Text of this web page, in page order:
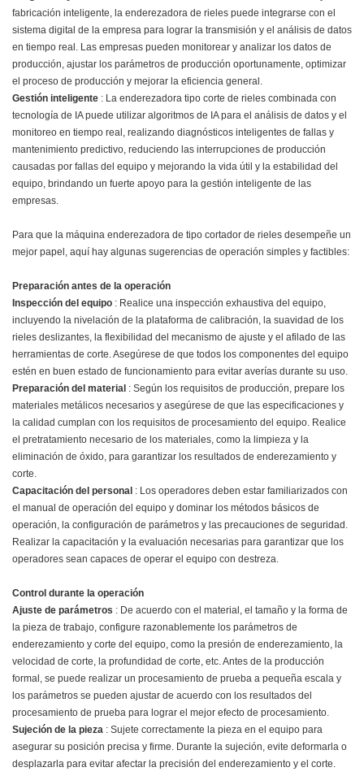
fabricación inteligente, la enderezadora de rieles puede integrarse con el
sistema digital de la empresa para lograr la transmisión y el análisis de datos
en tiempo real. Las empresas pueden monitorear y analizar los datos de
producción, ajustar los parámetros de producción oportunamente, optimizar
el proceso de producción y mejorar la eficiencia general.
Gestión inteligente : La enderezadora tipo corte de rieles combinada con
tecnología de IA puede utilizar algoritmos de IA para el análisis de datos y el
monitoreo en tiempo real, realizando diagnósticos inteligentes de fallas y
mantenimiento predictivo, reduciendo las interrupciones de producción
causadas por fallas del equipo y mejorando la vida útil y la estabilidad del
equipo, brindando un fuerte apoyo para la gestión inteligente de las
empresas.
Para que la máquina enderezadora de tipo cortador de rieles desempeñe un
mejor papel, aquí hay algunas sugerencias de operación simples y factibles:
Preparación antes de la operación
Inspección del equipo : Realice una inspección exhaustiva del equipo,
incluyendo la nivelación de la plataforma de calibración, la suavidad de los
rieles deslizantes, la flexibilidad del mecanismo de ajuste y el afilado de las
herramientas de corte. Asegúrese de que todos los componentes del equipo
estén en buen estado de funcionamiento para evitar averías durante su uso.
Preparación del material : Según los requisitos de producción, prepare los
materiales metálicos necesarios y asegúrese de que las especificaciones y
la calidad cumplan con los requisitos de procesamiento del equipo. Realice
el pretratamiento necesario de los materiales, como la limpieza y la
eliminación de óxido, para garantizar los resultados de enderezamiento y
corte.
Capacitación del personal : Los operadores deben estar familiarizados con
el manual de operación del equipo y dominar los métodos básicos de
operación, la configuración de parámetros y las precauciones de seguridad.
Realizar la capacitación y la evaluación necesarias para garantizar que los
operadores sean capaces de operar el equipo con destreza.
Control durante la operación
Ajuste de parámetros : De acuerdo con el material, el tamaño y la forma de
la pieza de trabajo, configure razonablemente los parámetros de
enderezamiento y corte del equipo, como la presión de enderezamiento, la
velocidad de corte, la profundidad de corte, etc. Antes de la producción
formal, se puede realizar un procesamiento de prueba a pequeña escala y
los parámetros se pueden ajustar de acuerdo con los resultados del
procesamiento de prueba para lograr el mejor efecto de procesamiento.
Sujeción de la pieza : Sujete correctamente la pieza en el equipo para
asegurar su posición precisa y firme. Durante la sujeción, evite deformarla o
desplazarla para evitar afectar la precisión del enderezamiento y el corte.